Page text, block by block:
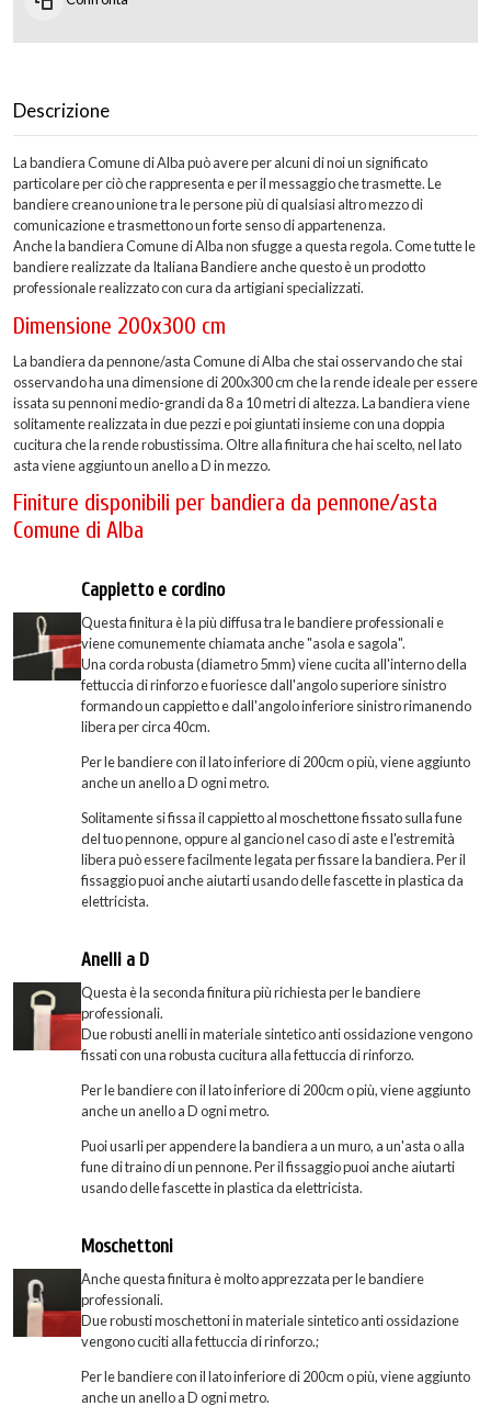
Descrizione
La bandiera Comune di Alba può avere per alcuni di noi un significato
particolare per ciò che rappresenta e per il messaggio che trasmette. Le
bandiere creano unione tra le persone più di qualsiasi altro mezzo di
comunicazione e trasmettono un forte senso di appartenenza.
Anche la bandiera Comune di Alba non sfugge a questa regola. Come tutte le
bandiere realizzate da Italiana Bandiere anche questo è un prodotto
professionale realizzato con cura da artigiani specializzati.
Dimensione 200x300 cm
La bandiera da pennone/asta Comune di Alba che stai osservando che stai
osservando ha una dimensione di 200x300 cm che la rende ideale per essere
issata su pennoni medio-grandi da 8 a 10 metri di altezza. La bandiera viene
solitamente realizzata in due pezzi e poi giuntati insieme con una doppia
cucitura che la rende robustissima. Oltre alla finitura che hai scelto, nel lato
asta viene aggiunto un anello a D in mezzo.
Finiture disponibili per bandiera da pennone/asta
Comune di Alba
Cappietto e cordino
Questa finitura è la più diffusa tra le bandiere professionali e
viene comunemente chiamata anche "asola e sagola".
Una corda robusta (diametro 5mm) viene cucita all'interno della
fettuccia di rinforzo e fuoriesce dall'angolo superiore sinistro
formando un cappietto e dall'angolo inferiore sinistro rimanendo
libera per circa 40cm.
Per le bandiere con il lato inferiore di 200cm o più, viene aggiunto
anche un anello a D ogni metro.
Solitamente si fissa il cappietto al moschettone fissato sulla fune
del tuo pennone, oppure al gancio nel caso di aste e l'estremità
libera può essere facilmente legata per fissare la bandiera. Per il
fissaggio puoi anche aiutarti usando delle fascette in plastica da
elettricista.
Anelli a D
Questa è la seconda finitura più richiesta per le bandiere
professionali.
Due robusti anelli in materiale sintetico anti ossidazione vengono
fissati con una robusta cucitura alla fettuccia di rinforzo.
Per le bandiere con il lato inferiore di 200cm o più, viene aggiunto
anche un anello a D ogni metro.
Puoi usarli per appendere la bandiera a un muro, a un'asta o alla
fune di traino di un pennone. Per il fissaggio puoi anche aiutarti
usando delle fascette in plastica da elettricista.
Moschettoni
Anche questa finitura è molto apprezzata per le bandiere
professionali.
Due robusti moschettoni in materiale sintetico anti ossidazione
vengono cuciti alla fettuccia di rinforzo.;
Per le bandiere con il lato inferiore di 200cm o più, viene aggiunto
anche un anello a D ogni metro.